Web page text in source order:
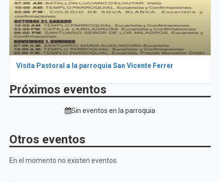
Visita Pastoral a la parroquia San Vicente Ferrer
Próximos eventos
Sin eventos en la parroquia
Otros eventos
En el momento no existen eventos.